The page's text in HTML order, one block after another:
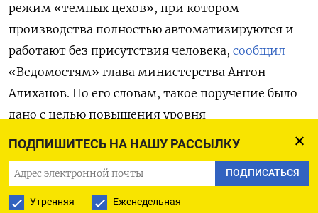
ПОДПИШИТЕСЬ НА НАШУ РАССЫЛКУ
ПОДПИСАТЬСЯ
Утренняя Еженедельная
режим «темных цехов», при котором
производства полностью автоматизируются и
работают без присутствия человека, сообщил
«Ведомостям» глава министерства Антон
Алиханов. По его словам, такое поручение было
дано с целью повышения уровня
технологического суверенитета и
корпорации есть планы по повышению
производительности труда, и это один из